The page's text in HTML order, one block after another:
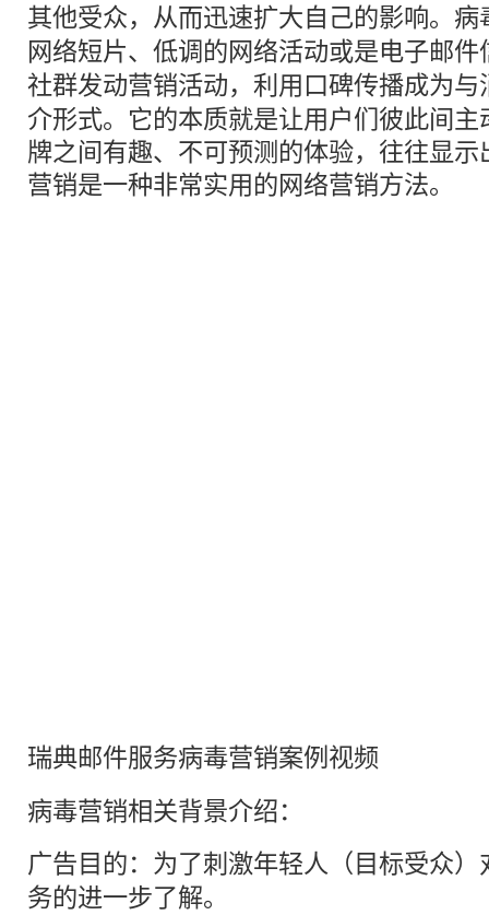
其他受众，从而迅速扩大自己的影响。病
网络短片、低调的网络活动或是电子邮件
社群发动营销活动，利用口碑传播成为
介形式。它的本质就是让用户们彼此间
牌之间有趣、不可预测的体验，往往显
营销是一种非常实用的网络营销方法。
瑞典邮件服务病毒营销案例视频
病毒营销相关背景介绍：
广告 目的：为了刺激年轻人（目标受众
务的进一步了解。